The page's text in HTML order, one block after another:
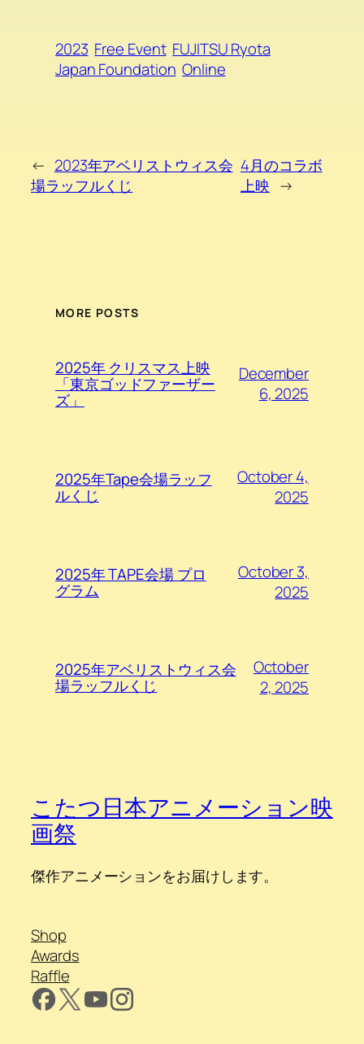
2023 Free Event FUJITSU Ryota
Japan Foundation Online
← 2023年アベリストウィス会
場ラッフルくじ
4月のコラボ
上映 →
MORE POSTS
2025年 クリスマス上映
「東京ゴッドファーザー
ズ」
December
6, 2025
2025年Tape会場ラッフ
ルくじ
October 4,
2025
2025年 TAPE会場 プロ
グラム
October 3,
2025
2025年アベリストウィス会
場ラッフルくじ
October
2, 2025
こたつ日本アニメーション映
画祭
傑作アニメーションをお届けします。
Shop
Awards
Raffle